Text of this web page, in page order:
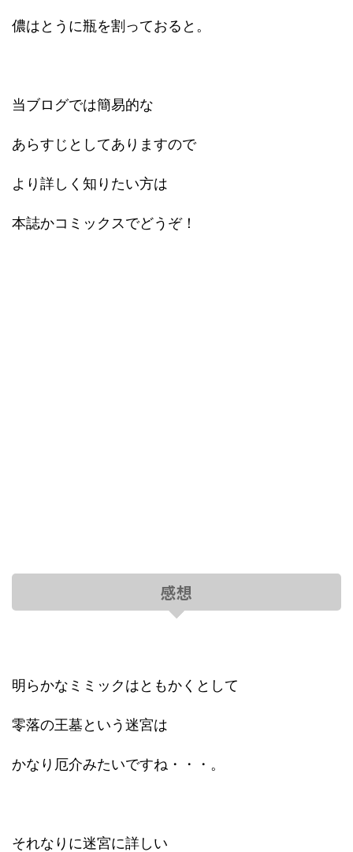
儂はとうに瓶を割っておると。
当ブログでは簡易的な
あらすじとしてありますので
より詳しく知りたい方は
本誌かコミックスでどうぞ！
感想
明らかなミミックはともかくとして
零落の王墓という迷宮は
かなり厄介みたいですね・・・。
それなりに迷宮に詳しい